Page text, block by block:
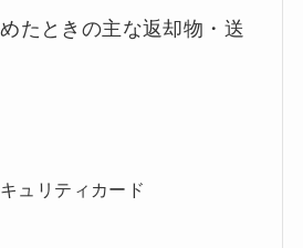
たときの主な返却物・送
ュリティカード